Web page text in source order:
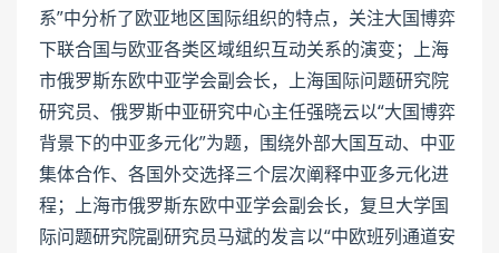
系”中分析了欧亚地区国际组织的特点，关注大国博弈
下联合国与欧亚各类区域组织互动关系的演变；上海
市俄罗斯东欧中亚学会副会长，上海国际问题研究院
研究员、俄罗斯中亚研究中心主任强晓云以“大国博弈
背景下的中亚多元化”为题，围绕外部大国互动、中亚
集体合作、各国外交选择三个层次阐释中亚多元化进
程；上海市俄罗斯东欧中亚学会副会长，复旦大学国
际问题研究院副研究员马斌的发言以“中欧班列通道安